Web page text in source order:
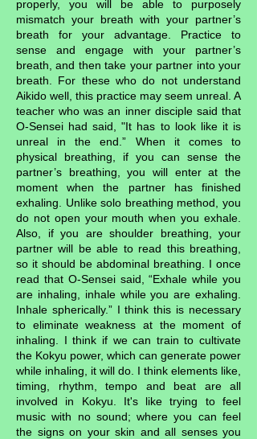
properly, you will be able to purposely
mismatch your breath with your partner’s
breath for your advantage. Practice to
sense and engage with your partner’s
breath, and then take your partner into your
breath. For these who do not understand
Aikido well, this practice may seem unreal. A
teacher who was an inner disciple said that
O-Sensei had said, "It has to look like it is
unreal in the end.” When it comes to
physical breathing, if you can sense the
partner’s breathing, you will enter at the
moment when the partner has finished
exhaling. Unlike solo breathing method, you
do not open your mouth when you exhale.
Also, if you are shoulder breathing, your
partner will be able to read this breathing,
so it should be abdominal breathing. I once
read that O-Sensei said, “Exhale while you
are inhaling, inhale while you are exhaling.
Inhale spherically.” I think this is necessary
to eliminate weakness at the moment of
inhaling. I think if we can train to cultivate
the Kokyu power, which can generate power
while inhaling, it will do. I think elements like,
timing, rhythm, tempo and beat are all
involved in Kokyu. It's like trying to feel
music with no sound; where you can feel
the signs on your skin and all senses you